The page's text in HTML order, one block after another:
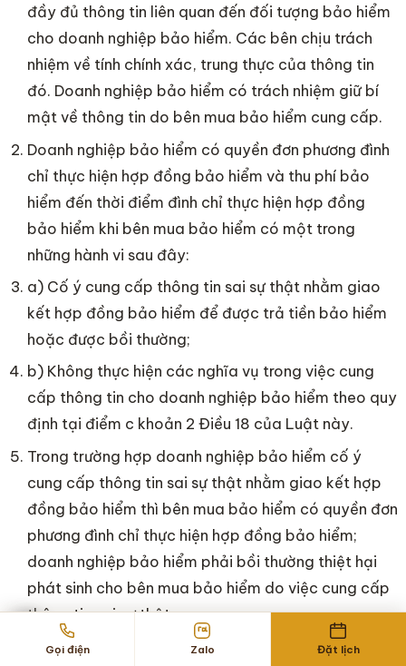
đầy đủ thông tin liên quan đến đối tượng bảo hiểm
cho doanh nghiệp bảo hiểm. Các bên chịu trách
nhiệm về tính chính xác, trung thực của thông tin
đó. Doanh nghiệp bảo hiểm có trách nhiệm giữ bí
mật về thông tin do bên mua bảo hiểm cung cấp.
Doanh nghiệp bảo hiểm có quyền đơn phương đình
chỉ thực hiện hợp đồng bảo hiểm và thu phí bảo
hiểm đến thời điểm đình chỉ thực hiện hợp đồng
bảo hiểm khi bên mua bảo hiểm có một trong
những hành vi sau đây:
a) Cố ý cung cấp thông tin sai sự thật nhằm giao
kết hợp đồng bảo hiểm để được trả tiền bảo hiểm
hoặc được bồi thường;
b) Không thực hiện các nghĩa vụ trong việc cung
cấp thông tin cho doanh nghiệp bảo hiểm theo quy
định tại điểm c khoản 2 Điều 18 của Luật này.
Trong trường hợp doanh nghiệp bảo hiểm cố ý
cung cấp thông tin sai sự thật nhằm giao kết hợp
đồng bảo hiểm thì bên mua bảo hiểm có quyền đơn
phương đình chỉ thực hiện hợp đồng bảo hiểm;
doanh nghiệp bảo hiểm phải bồi thường thiệt hại
phát sinh cho bên mua bảo hiểm do việc cung cấp
thông tin sai sự thật.
Điều 20. Thay đổi mức độ rủi ro được bảo hiểm
Gọi điện Zalo Đặt lịch